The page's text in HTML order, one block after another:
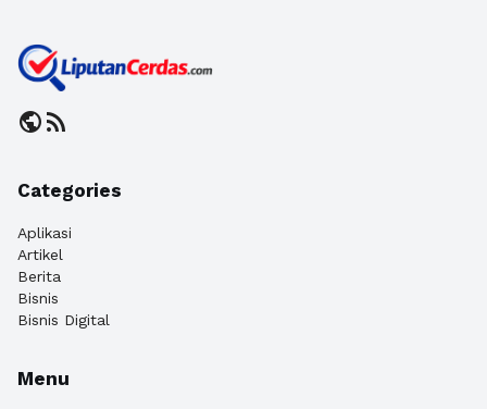
publicrss_feed
Categories
Aplikasi
Artikel
Berita
Bisnis
Bisnis Digital
Menu